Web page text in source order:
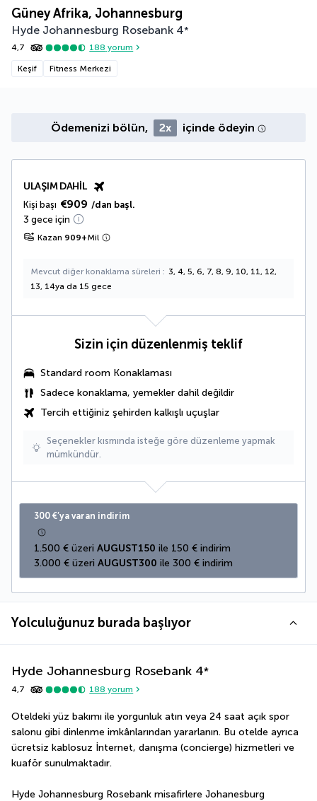
Güney Afrika, Johannesburg
Hyde Johannesburg Rosebank 4*
4,7 188 yorum
Keşif Fitness Merkezi
Ödemenizi bölün, 2x içinde ödeyin
ULAŞIM DAHIL
Kişi başı €909 /dan başl.
3 gece için
Kazan 909+Mil
Mevcut diğer konaklama süreleri
3, 4, 5, 6, 7, 8, 9, 10, 11, 12,
13, 14ya da 15 gece
Sizin için düzenlenmiş teklif
Standard room Konaklaması
Sadece konaklama, yemekler dahil değildir
Tercih ettiğiniz şehirden kalkışlı uçuşlar
Seçenekler kısmında isteğe göre düzenleme yapmak
mümkündür.
300 €’ya varan indirim
1.500 € üzeri AUGUST150 ile 150 € indirim
3.000 € üzeri AUGUST300 ile 300 € indirim
Yolculuğunuz burada başlıyor
Hyde Johannesburg Rosebank 4*
4,7 188 yorum
Oteldeki yüz bakımı ile yorgunluk atın veya 24 saat açık spor
salonu gibi dinlenme imkânlarından yararlanın. Bu otelde ayrıca
ücretsiz kablosuz İnternet, danışma (concierge) hizmetleri ve
kuaför sunulmaktadır.
Hyde Johannesburg Rosebank misafirlere Johanesburg